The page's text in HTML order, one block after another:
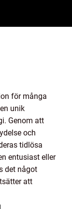
för många
unik
Genom att
och
tidlösa
entusiast eller
det något
att